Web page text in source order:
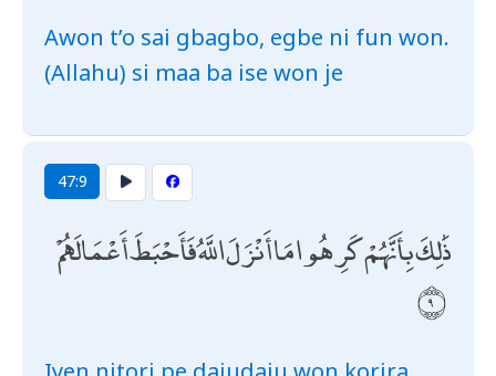
Awon t’o sai gbagbo, egbe ni fun won.
(Allahu) si maa ba ise won je
47:9
ذَٰلِكَ بِأَنَّهُمْ كَرِهُوا مَا أَنْزَلَ اللَّهُ فَأَحْبَطَ أَعْمَالَهُمْ